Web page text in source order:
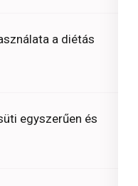
a diétás
egyszerűen és